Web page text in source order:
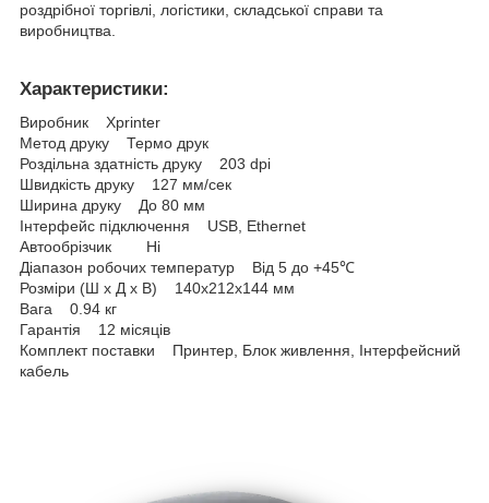
роздрібної торгівлі, логістики, складської справи та
виробництва.
Характеристики:
Виробник Xprinter
Метод друку Термо друк
Роздільна здатність друку 203 dpi
Швидкість друку 127 мм/сек
Ширина друку До 80 мм
Інтерфейс підключення USB, Ethernet
Автообрізчик Ні
Діапазон робочих температур Від 5 до +45℃
Розміри (Ш х Д х В) 140x212x144 мм
Вага 0.94 кг
Гарантія 12 місяців
Комплект поставки Принтер, Блок живлення, Інтерфейсний
кабель